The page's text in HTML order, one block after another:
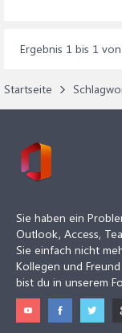
Ergebnis 1 bis 1
Startseite
Sie haben ein
Outlook, Access,
Sie einfach nicht
Kollegen und
bist du in unserem